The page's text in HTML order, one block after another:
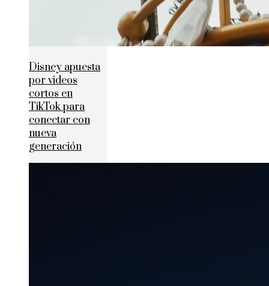
Disney apuesta
por videos
cortos en
TikTok para
conectar con
nueva
generación